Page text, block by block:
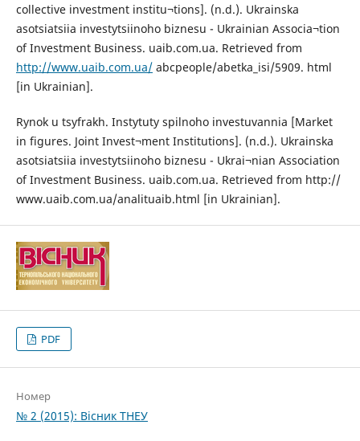
collective investment institu¬tions]. (n.d.). Ukrainska
asotsiatsiia investytsiinoho biznesu - Ukrainian Associa¬tion
of Investment Business. uaib.com.ua. Retrieved from
http://www.uaib.com.ua/abcpeople/abetka_isi/5909. html
[in Ukrainian].
Rynok u tsyfrakh. Instytuty spilnoho investuvannia [Market
in figures. Joint Invest¬ment Institutions]. (n.d.). Ukrainska
asotsiatsiia investytsiinoho biznesu - Ukrai¬nian Association
of Investment Business. uaib.com.ua. Retrieved from http://
www.uaib.com.ua/analituaib.html [in Ukrainian].
PDF
Номер
№ 2 (2015): Вісник ТНЕУ